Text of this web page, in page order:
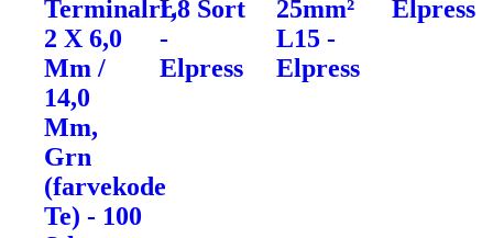
Terminalrr,
2 X 6,0
Mm /
14,0
Mm,
Grn
(farvekode
Te) - 100
L8 Sort
-
Elpress
25mm²
L15 -
Elpress
Elpress